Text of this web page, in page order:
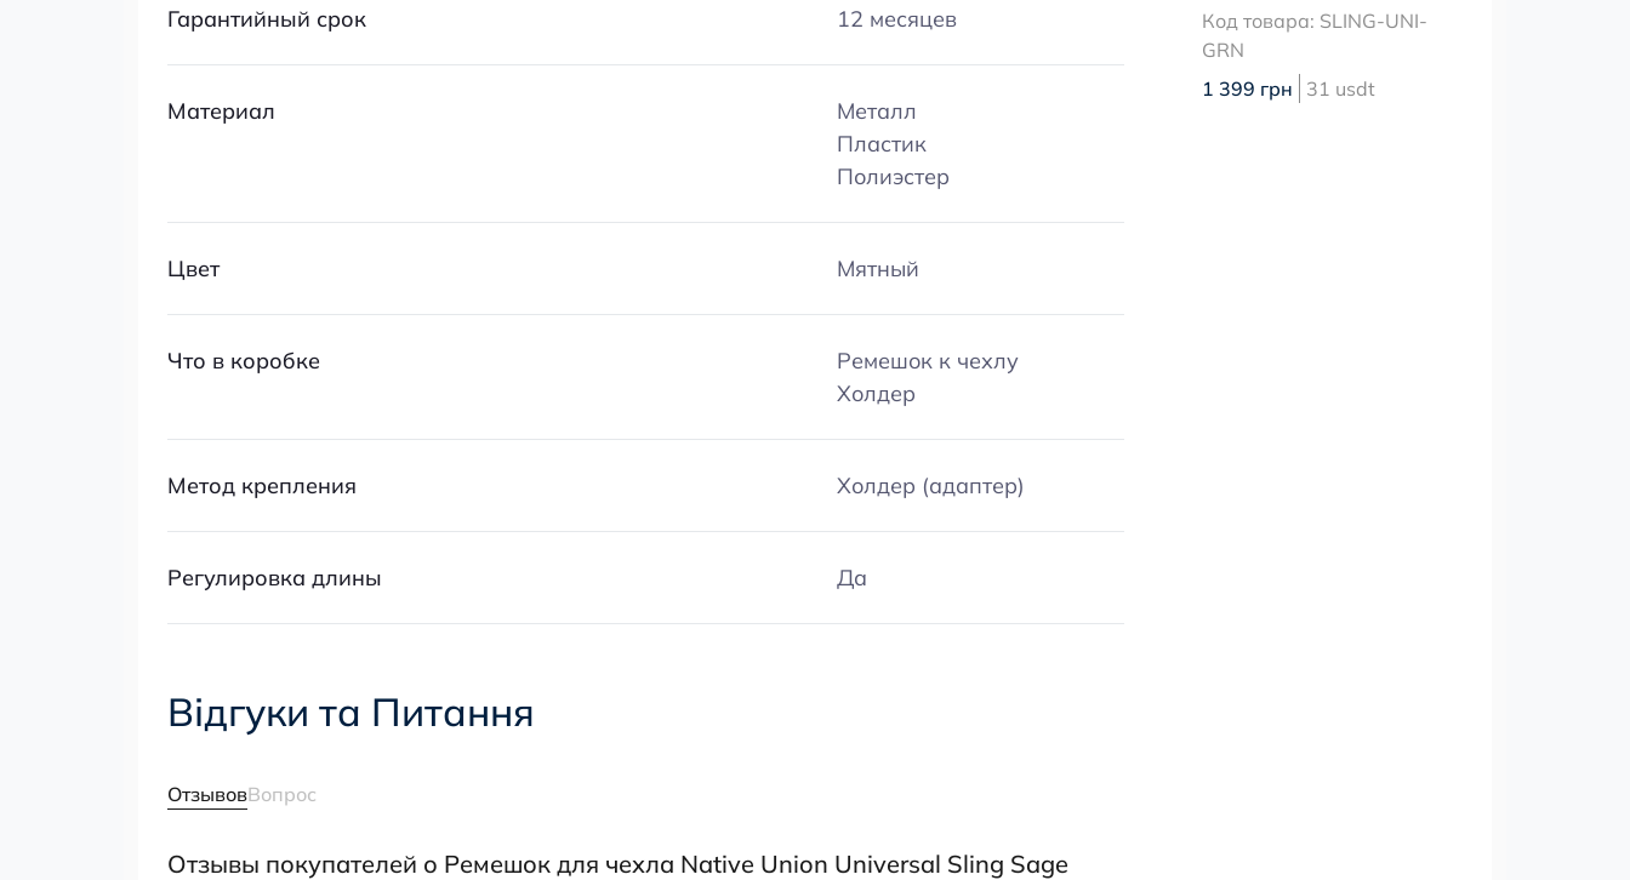
Гарантийный срок 12 месяцев
Материал
Металл
Пластик
Полиэстер
Цвет Мятный
Что в коробке
Ремешок к чехлу
Холдер
Метод крепления Холдер (адаптер)
Регулировка длины Да
Відгуки та Питання
ОтзывовВопрос
Отзывы покупателей о Ремешок для чехла Native Union Universal Sling Sage
Код товара: SLING-UNI-
GRN
1 399 грн
31 usdt